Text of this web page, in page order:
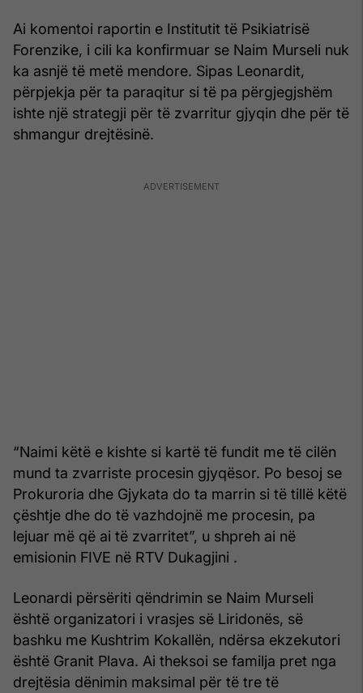
Ai komentoi raportin e Institutit të Psikiatrisë
Forenzike, i cili ka konfirmuar se Naim Murseli nuk
ka asnjë të metë mendore. Sipas Leonardit,
përpjekja për ta paraqitur si të pa përgjegjshëm
ishte një strategji për të zvarritur gjyqin dhe për të
shmangur drejtësinë.
“Naimi këtë e kishte si kartë të fundit me të cilën
mund ta zvarriste procesin gjyqësor. Po besoj se
Prokuroria dhe Gjykata do ta marrin si të tillë këtë
çështje dhe do të vazhdojnë me procesin, pa
lejuar më që ai të zvarritet”, u shpreh ai në
emisionin FIVE në RTV Dukagjini .
Leonardi përsëriti qëndrimin se Naim Murseli
është organizatori i vrasjes së Liridonës, së
bashku me Kushtrim Kokallën, ndërsa ekzekutori
është Granit Plava. Ai theksoi se familja pret nga
drejtësia dënimin maksimal për të tre të